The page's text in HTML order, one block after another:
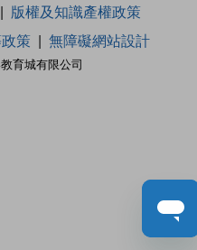
育城有限公司
版權及知識產權政策
策 無障礙網站設計